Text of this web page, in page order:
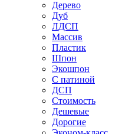
Дерево
Дуб
ЛДСП
Массив
Пластик
Шпон
Экошпон
С патиной
ДСП
Стоимость
Дешевые
Дорогие